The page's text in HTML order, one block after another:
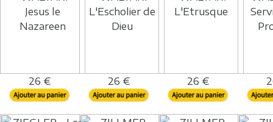
26 € 26 € 26 €